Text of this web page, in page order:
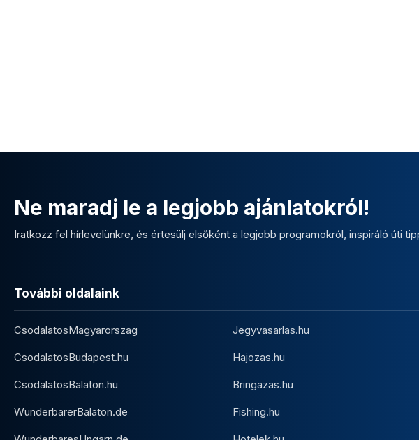
Ne maradj le a legjobb ajánlatokról!
Iratkozz fel hírlevelünkre, és értesülj elsőként a legjobb programokról, inspiráló úti
További oldalaink
CsodalatosMagyarorszag
CsodalatosBudapest.hu
CsodalatosBalaton.hu
WunderbarerBalaton.de
Jegyvasarlas.hu
Hajozas.hu
Bringazas.hu
Fishing.hu